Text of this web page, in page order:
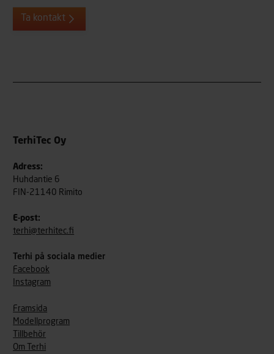
Ta kontakt
TerhiTec Oy
Adress:
Huhdantie 6
FIN-21140 Rimito
E-post:
terhi@terhitec.fi
Terhi på sociala medier
Facebook
Instagram
Framsida
Modellprogram
Tillbehör
Om Terhi